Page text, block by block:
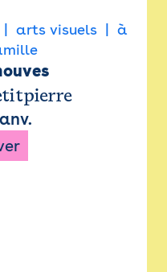
arts visuels
à